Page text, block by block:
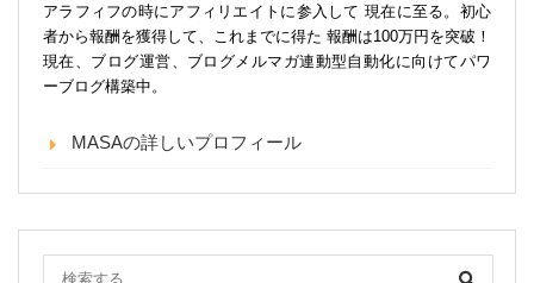
アラフィフの時にアフィリエイトに参入して 現在に至る。初心
者から報酬を獲得して、これまでに得た 報酬は100万円を突破！
現在、ブログ運営、ブログメルマガ連動型自動化に向けてパワ
ーブログ構築中。
MASAの詳しいプロフィール